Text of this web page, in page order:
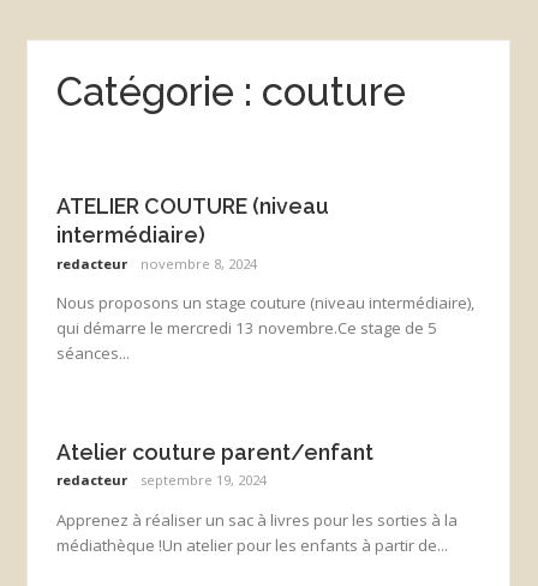
Catégorie : couture
ATELIER COUTURE (niveau
intermédiaire)
redacteur novembre 8, 2024
Nous proposons un stage couture (niveau intermédiaire),
qui démarre le mercredi 13 novembre.Ce stage de 5
séances...
Atelier couture parent/enfant
redacteur septembre 19, 2024
Apprenez à réaliser un sac à livres pour les sorties à la
médiathèque !Un atelier pour les enfants à partir de...